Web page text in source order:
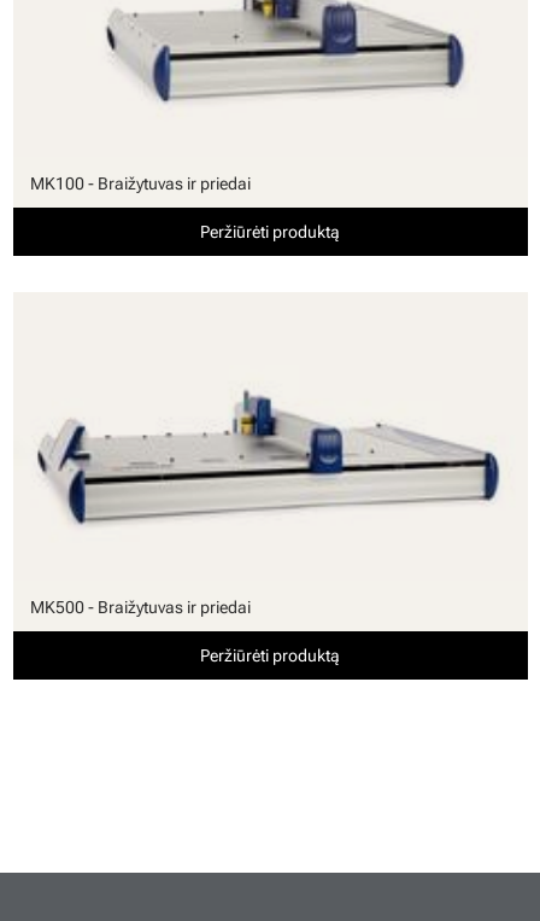
MK100 - Braižytuvas ir priedai
Peržiūrėti produktą
MK500 - Braižytuvas ir priedai
Peržiūrėti produktą